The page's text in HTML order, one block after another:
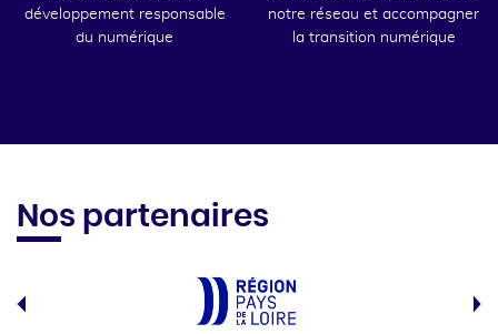
développement responsable
du numérique
notre réseau et accompagner
la transition numérique
Nos partenaires